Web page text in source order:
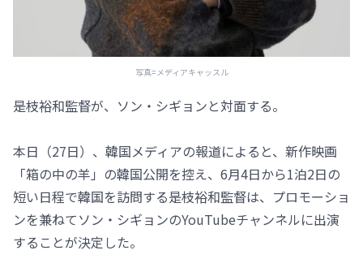
写真=メディアキャッスル
是枝裕和監督が、ソン・シギョンと対面する。
本日（27日）、韓国メディアの報道によると、新作映画
「箱の中の羊」の韓国公開を控え、6月4日から1泊2日の
短い日程で韓国を訪問する是枝裕和監督は、プロモーショ
ンを兼ねてソン・シギョンのYouTubeチャンネルに出演
することが決定した。